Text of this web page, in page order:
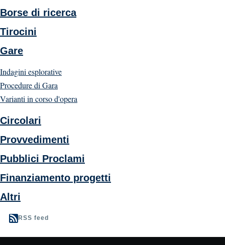
Borse di ricerca
Tirocini
Gare
Indagini esplorative
Procedure di Gara
Varianti in corso d'opera
Circolari
Provvedimenti
Pubblici Proclami
Finanziamento progetti
Altri
RSS feed